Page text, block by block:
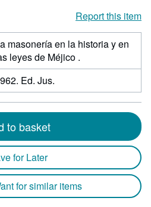
Report this item
masonería en la historia y en
leyes de Méjico .
Ed. Jus.
to basket
for Later
for similar items